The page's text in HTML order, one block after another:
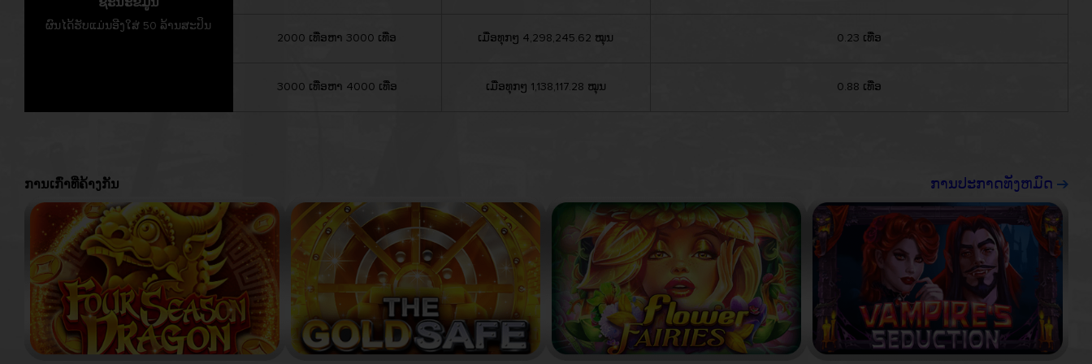
ຜົນໄດ້ຮັບແມ່ນອີງໃສ່ 50 ລ້ານສະປິນ
2000 ເທື່ອຫາ 3000 ເທື່ອ
3000 ເທື່ອຫາ 4000 ເທື່ອ
ເມື່ອທຸກໆ 4,298,245.62 ໝຸນ
ເມື່ອທຸກໆ 1,138,117.28 ໝຸນ
0.23 ເທື່ອ
0.88 ເທື່ອ
ການເກົ່າທີ່ຄ້າງກັນ ການປະກາດທັງຫມົດ